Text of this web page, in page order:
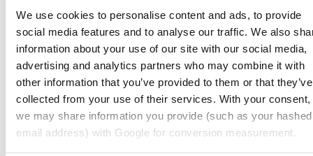
We use cookies to personalise content and ads, to provide
social media features and to analyse our traffic. We also
information about your use of our site with our social media,
advertising and analytics partners who may combine it with
other information that you’ve provided to them or that they’ve
collected from your use of their services. With your consent,
we may share information you provide (such as your hashed
email address) with Google for conversion measurement.